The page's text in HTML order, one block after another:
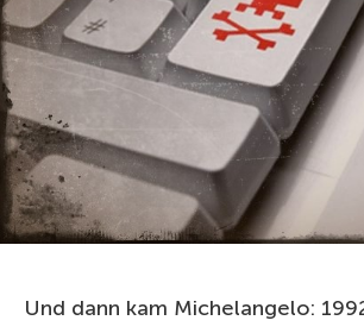
Und dann kam Michelangelo: